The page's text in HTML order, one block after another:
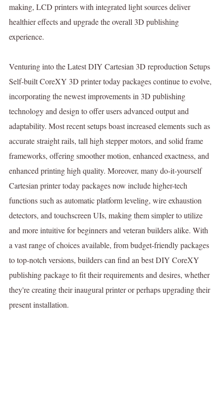
making, LCD printers with integrated light sources deliver
healthier effects and upgrade the overall 3D publishing
experience.
Venturing into the Latest DIY Cartesian 3D reproduction Setups
Self-built CoreXY 3D printer today packages continue to evolve,
incorporating the newest improvements in 3D publishing
technology and design to offer users advanced output and
adaptability. Most recent setups boast increased elements such as
accurate straight rails, tall high stepper motors, and solid frame
frameworks, offering smoother motion, enhanced exactness, and
enhanced printing high quality. Moreover, many do-it-yourself
Cartesian printer today packages now include higher-tech
functions such as automatic platform leveling, wire exhaustion
detectors, and touchscreen UIs, making them simpler to utilize
and more intuitive for beginners and veteran builders alike. With
a vast range of choices available, from budget-friendly packages
to top-notch versions, builders can find an best DIY CoreXY
publishing package to fit their requirements and desires, whether
they're creating their inaugural printer or perhaps upgrading their
present installation.